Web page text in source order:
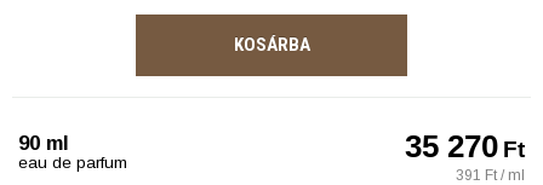
KOSÁRBA
90 ml
eau de parfum 35 270Ft
391 Ft / ml